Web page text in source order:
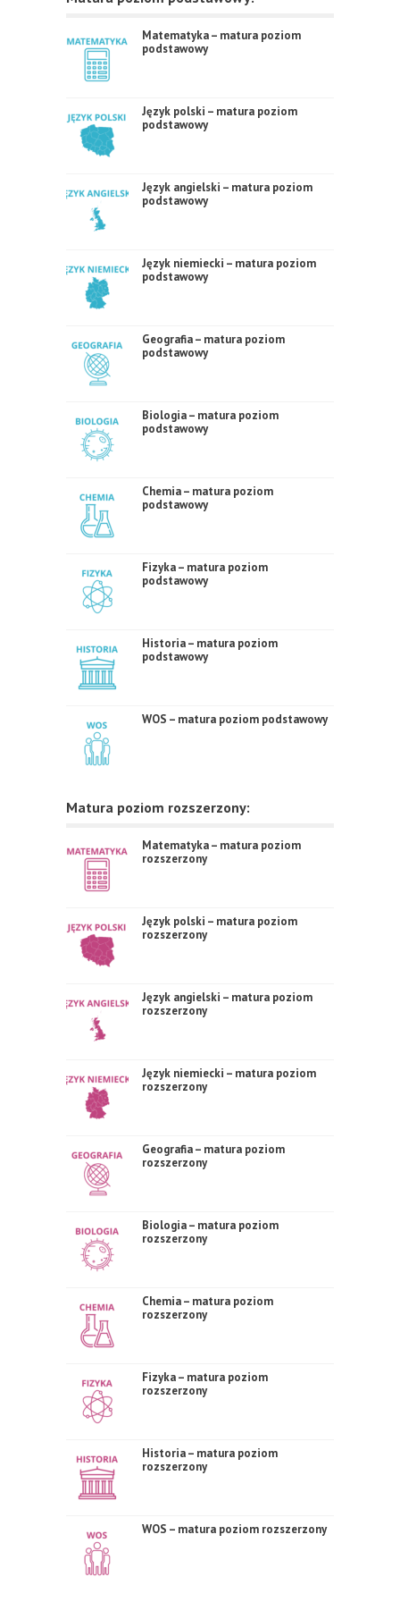
Matematyka – matura poziom
podstawowy
Język polski – matura poziom
podstawowy
Język angielski – matura poziom
podstawowy
Język niemiecki – matura poziom
podstawowy
Geografia – matura poziom
podstawowy
Biologia – matura poziom
podstawowy
Chemia – matura poziom
podstawowy
Fizyka – matura poziom
podstawowy
Historia – matura poziom
podstawowy
WOS – matura poziom podstawowy
Matura poziom rozszerzony:
Matematyka – matura poziom
rozszerzony
Język polski – matura poziom
rozszerzony
Język angielski – matura poziom
rozszerzony
Język niemiecki – matura poziom
rozszerzony
Geografia – matura poziom
rozszerzony
Biologia – matura poziom
rozszerzony
Chemia – matura poziom
rozszerzony
Fizyka – matura poziom
rozszerzony
Historia – matura poziom
rozszerzony
WOS – matura poziom rozszerzony